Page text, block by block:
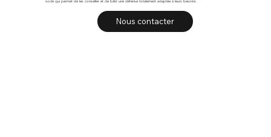
socle qui permet de les conseiller et de bâtir une défense totalement adaptée à leurs besoins.
Nous contacter